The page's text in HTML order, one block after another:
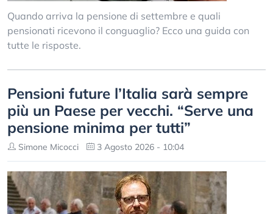
Quando arriva la pensione di settembre e quali
pensionati ricevono il conguaglio? Ecco una guida con
tutte le risposte.
Pensioni future l’Italia sarà sempre
più un Paese per vecchi. “Serve una
pensione minima per tutti”
Simone Micocci 3 Agosto 2026 - 10:04